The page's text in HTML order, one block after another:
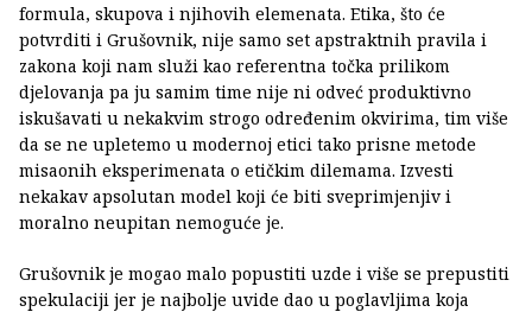
formula, skupova i njihovih elemenata. Etika, što će
potvrditi i Grušovnik, nije samo set apstraktnih pravila i
zakona koji nam služi kao referentna točka prilikom
djelovanja pa ju samim time nije ni odveć produktivno
iskušavati u nekakvim strogo određenim okvirima, tim više
da se ne upletemo u modernoj etici tako prisne metode
misaonih eksperimenata o etičkim dilemama. Izvesti
nekakav apsolutan model koji će biti sveprimjenjiv i
moralno neupitan nemoguće je.
Grušovnik je mogao malo popustiti uzde i više se prepustiti
spekulaciji jer je najbolje uvide dao u poglavljima koja